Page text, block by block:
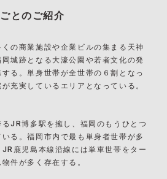
とのご紹介
の商業施設や企業ビルの集まる天神
城跡となる大濠公園や若者文化の発
る。単身世帯が全世帯の６割となっ
充実しているエリアとなっている。
JR博多駅を擁し、福岡のもうひとつ
る。福岡市内で最も単身者世帯が多
鹿児島本線沿線には単車世帯をター
件が多く存在する。